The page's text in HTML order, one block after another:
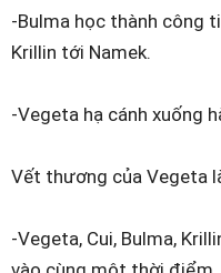
-Bulma học thành công
Krillin tới Namek.
-Vegeta hạ cánh xuống
Vết thương của Vegeta
-Vegeta, Cui, Bulma,